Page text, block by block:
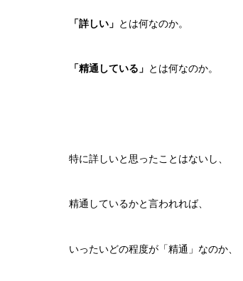
「詳しい」 とは何なのか。
「精通している」 とは何なのか。
特に詳しいと思ったことはないし、
精通しているかと言われれば、
いったいどの程度が「精通」なのか、